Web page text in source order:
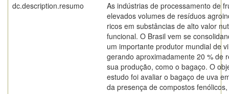
dc.description.resumo
As indústrias de processamento de
elevados volumes de resíduos
ricos em substâncias de alto valor
funcional. O Brasil vem se
um importante produtor mundial de
gerando aproximadamente 20 % de
sua produção, como o bagaço. O
estudo foi avaliar o bagaço de uva
da presença de compostos fenólicos,